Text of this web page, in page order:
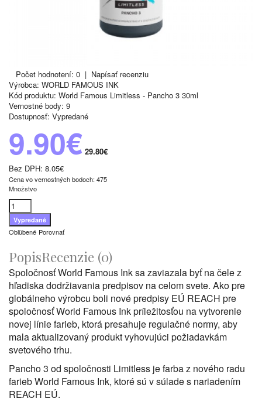
Počet hodnotení: 0 | Napísať recenziu
Výrobca: WORLD FAMOUS INK
Kód produktu: World Famous Limitless - Pancho 3 30ml
Vernostné body: 9
Dostupnosť: Vypredané
9.90€ 29.80€
Bez DPH: 8.05€
Cena vo vernostných bodoch: 475
Množstvo
Obľúbené Porovnať
PopisRecenzie (0)
Spoločnosť World Famous Ink sa zaviazala byť na čele z
hľadiska dodržiavania predpisov na celom svete. Ako pre
globálneho výrobcu boli nové predpisy EÚ REACH pre
spoločnosť World Famous Ink príležitosťou na vytvorenie
novej línie farieb, ktorá presahuje regulačné normy, aby
mala aktualizovaný produkt vyhovujúci požiadavkám
svetového trhu.
Pancho 3 od spoločnosti Limitless je farba z nového radu
farieb World Famous Ink, ktoré sú v súlade s nariadením
REACH EÚ.